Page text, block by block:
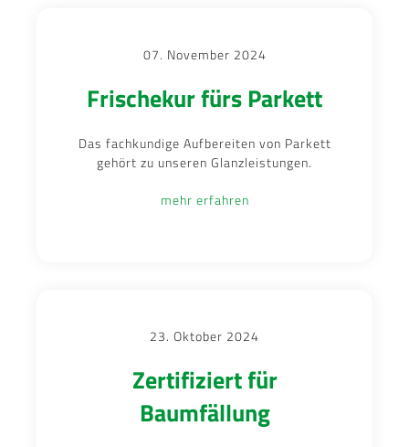
07. November 2024
Frischekur fürs Parkett
Das fachkundige Aufbereiten von Parkett
gehört zu unseren Glanzleistungen.
mehr erfahren
23. Oktober 2024
Zertifiziert für
Baumfällung